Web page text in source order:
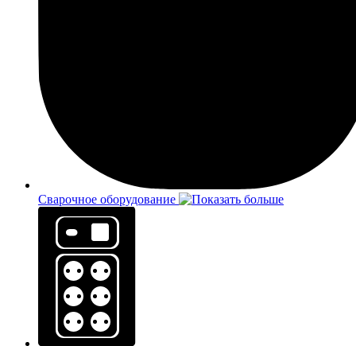
Сварочное оборудование